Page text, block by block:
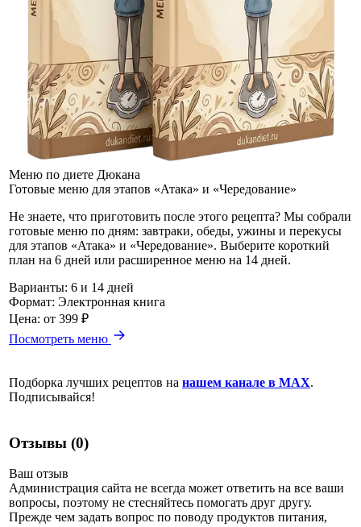
Меню по диете Дюкана
Готовые меню для этапов «Атака» и «Чередование»
Не знаете, что приготовить после этого рецепта? Мы собрали
готовые меню по дням: завтраки, обеды, ужины и перекусы
для этапов «Атака» и «Чередование». Выберите короткий
план на 6 дней или расширенное меню на 14 дней.
Варианты: 6 и 14 дней
Формат: Электронная книга
Цена: от 399 ₽
Посмотреть меню
Подборка лучших рецептов на нашем канале в MAX.
Подписывайся!
Отзывы (0)
Ваш отзыв
Администрация сайта не всегда может ответить на все ваши
вопросы, поэтому не стесняйтесь помогать друг другу.
Прежде чем задать вопрос по поводу продуктов питания,